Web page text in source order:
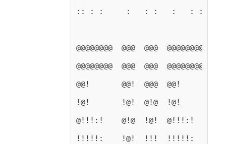
:: : :     :   : :   :   : :
@@@@@@@@  @@@  @@@  @@@@@@@@
@@@@@@@@  @@@  @@@  @@@@@@@@
@@!       @@!  @@@  @@!       @@!
!@!       !@!  @!@  !@!       !@!
@!!!:!    @!@  !@!  @!!!:!
!!!!!:    !@!  !!!  !!!!!: